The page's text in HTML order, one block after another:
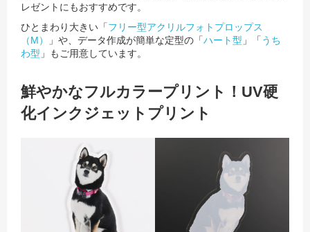
レゼントにもおすすめです。
ひとまわり大きい「フリー型アクリルフォトプロップス
（M）
」や、データ作成が簡単な定型の「ハート型 」「 うち
わ型 」もご用意しています。
鮮やかなフルカラープリント！UV硬
化インクジェットプリント